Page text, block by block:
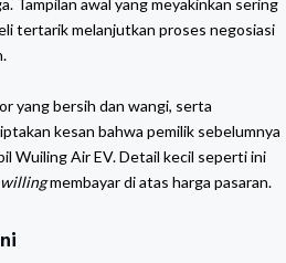
Tampilan awal yang meyakinkan sering
tertarik melanjutkan proses negosiasi
yang bersih dan wangi, serta
kesan bahwa pemilik sebelumnya
Wuiling Air EV. Detail kecil seperti ini
willingmembayar di atas harga pasaran.